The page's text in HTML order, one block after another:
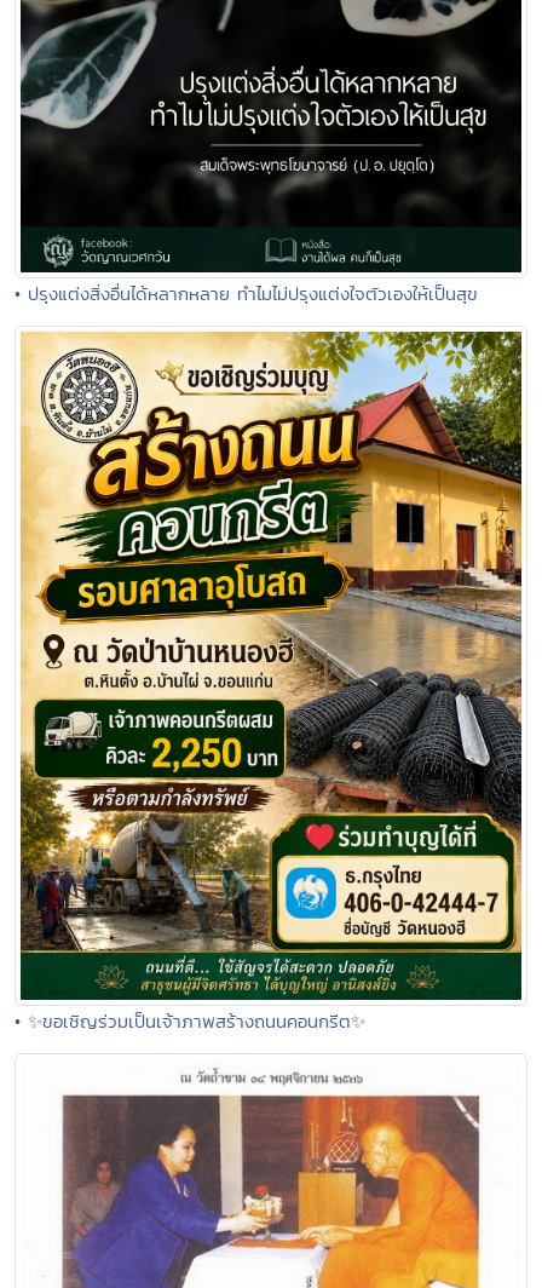
• ปรุงแต่งสิ่งอื่นได้หลากหลาย ทำไมไม่ปรุงแต่งใจตัวเองให้เป็นสุข
• ✨ขอเชิญร่วมเป็นเจ้าภาพสร้างถนนคอนกรีต✨